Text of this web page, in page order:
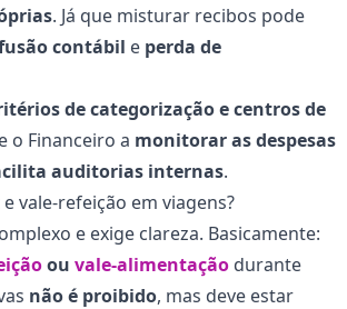
. Já que misturar recibos pode
contábil e perda de
de categorização e centros de
o Financeiro a monitorar as despesas
auditorias internas.
vale-refeição em viagens?
e exige clareza. Basicamente:
ou vale-alimentação durante
não é proibido, mas deve estar